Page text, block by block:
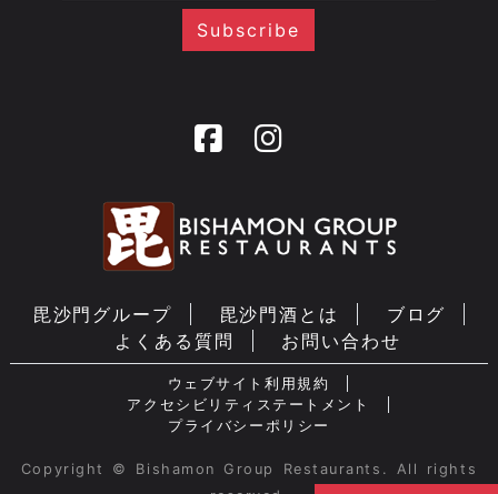
毘沙門グループ 毘沙門酒とは
ブログ
よくある質問
お問い合わせ
ウェブサイト利用規約
アクセシビリティステートメント
プライバシーポリシー
Copyright © Bishamon Group Restaurants. All rights